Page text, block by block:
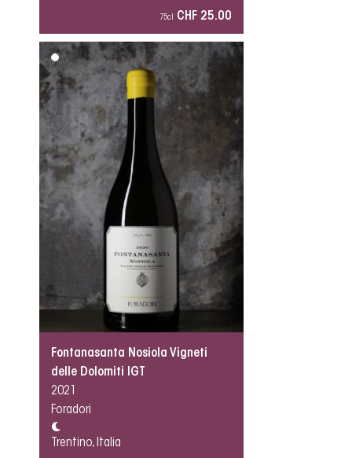
75cl CHF 25.00
Fontanasanta Nosiola Vigneti
delle Dolomiti IGT
2021
Foradori
Trentino, Italia